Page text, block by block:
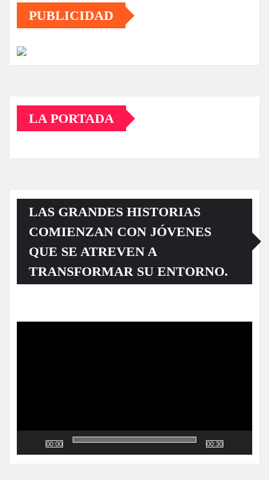
PUBLICIDAD
LA PORTADA
LAS GRANDES HISTORIAS
COMIENZAN CON JÓVENES
QUE SE ATREVEN A
TRANSFORMAR SU ENTORNO.
00:00 00:30